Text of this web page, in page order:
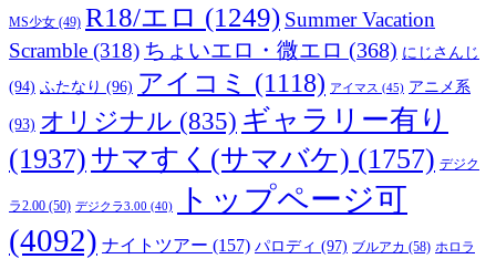
MS少女 (49) R18/エロ (1249) Summer Vacation
Scramble (318) ちょいエロ・微エロ (368) にじさんじ
(94) ふたなり (96) アイコミ (1118) アイマス (45) アニメ系
(93) オリジナル (835) ギャラリー有り
(1937) サマすく(サマバケ) (1757) デジク
ラ2.00 (50) デジクラ3.00 (40)
トップページ可
(4092) ナイトツアー (157) パロディ (97) ブルアカ (58) ホロラ